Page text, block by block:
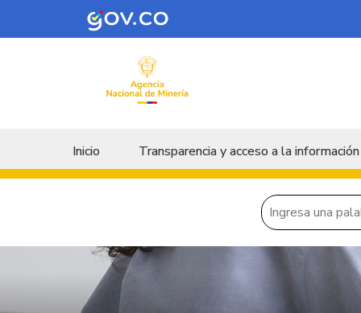
Skip to main content
Menu principal
Inicio Transparencia y acceso a la